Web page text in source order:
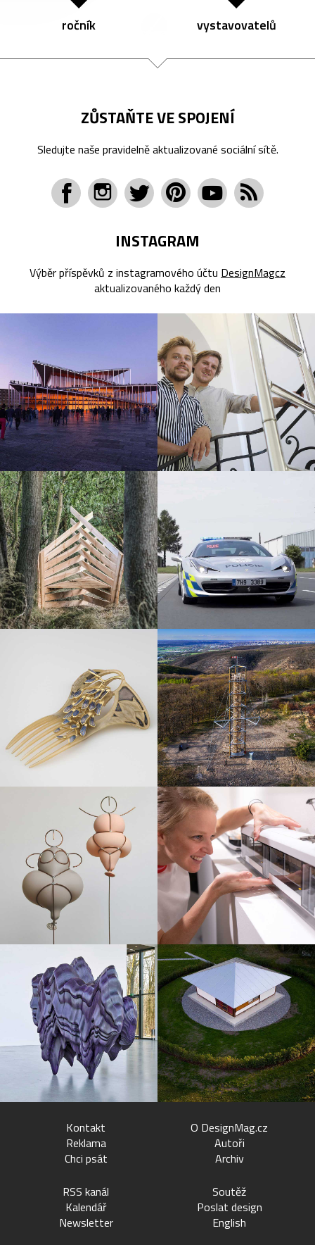
ročník vystavovatelů
ZŮSTAŇTE VE SPOJENÍ
Sledujte naše pravidelně aktualizované sociální sítě.
INSTAGRAM
Výběr příspěvků z instagramového účtu DesignMagcz
aktualizovaného každý den
Kontakt
Reklama
Chci psát
O DesignMag.cz
Autoři
Archiv
RSS kanál
Kalendář
Newsletter
Soutěž
Poslat design
English